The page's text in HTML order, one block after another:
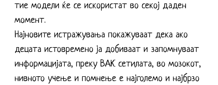
тие модели ќе се искористат во секој даден
момент.
Најновите истражувања покажуваат дека ако
децата истовремено ја добиваат и запомнуваат
информацијата, преку ВАК сетилата, во мозокот,
нивното учење и помнење е најголемо и најбрзо